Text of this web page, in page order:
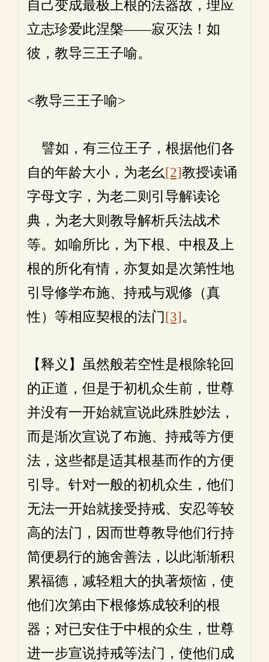
自己变成最极上根的法器故，理应
立志珍爱此涅槃——寂灭法！如
彼，教导三王子喻。
<教导三王子喻>
譬如，有三位王子，根据他们各
自的年龄大小，为老幺[2]教授读诵
字母文字，为老二则引导解读论
典，为老大则教导解析兵法战术
等。如喻所比，为下根、中根及上
根的所化有情，亦复如是次第性地
引导修学布施、持戒与观修（真
性）等相应契根的法门[3]。
【释义】虽然般若空性是根除轮回
的正道，但是于初机众生前，世尊
并没有一开始就宣说此殊胜妙法，
而是渐次宣说了布施、持戒等方便
法，这些都是适其根基而作的方便
引导。针对一般的初机众生，他们
无法一开始就接受持戒、安忍等较
高的法门，因而世尊教导他们行持
简便易行的施舍善法，以此渐渐积
累福德，减轻粗大的执著烦恼，使
他们次第由下根修炼成较利的根
器；对已安住于中根的众生，世尊
进一步宣说持戒等法门，使他们成